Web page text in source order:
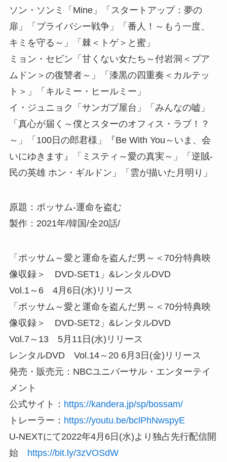
ソン・ソンミ「Mine」「スタートアップ：夢の
扉」「プライバシー戦争」「番人！～もう一度、
キミを守る～」「棘＜トゲ＞と蜜」
ミョン・セビン「甘くない女たち～付岩洞＜プア
ムドン＞の復讐者～」「漆黒の四重奏＜カルテッ
ト＞」「キルミー・ヒールミー」
イ・ジュニョク「サンガプ屋台」「みんなの嘘」
「真心が届く～僕とスターのオフィス・ラブ！？
～」「100日の郎君様」『Be With You～いま、会
いにゆきます』「ミスティ～愛の真実～」「逆賊-
民の英雄 ホン・ギルドン」「雲が描いた月明り」
原題：ポッサム-運命を盗む
製作：2021年/韓国/全20話/
「ポッサム～愛と運命を盗んだ男～＜70分特典映
像収録＞ DVD-SET1」&レンタルDVD
Vol.1～6 4月6日(水)リリース
「ポッサム～愛と運命を盗んだ男～＜70分特典映
像収録＞ DVD-SET2」&レンタルDVD
Vol.7～13 5月11日(水)リリース
レンタルDVD Vol.14～20 6月3日(金)リリース
発売・販売元：NBCユニバーサル・エンターテイ
メント
公式サイト： https://kandera.jp/sp/bossam/
トレーラー： https://youtu.be/bclPhNwspyE
U-NEXTにて2022年4月6日(水)より独占先行配信開
始 https://bit.ly/3zVOSdW